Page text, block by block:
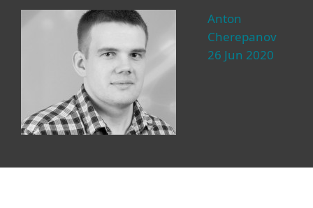
Anton
Cherepanov
26 Jun 2020